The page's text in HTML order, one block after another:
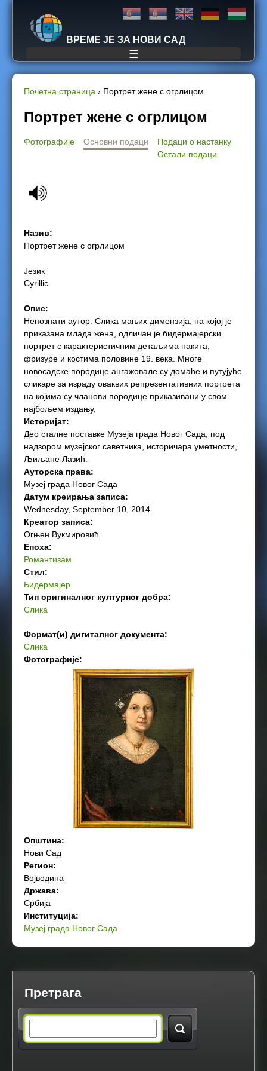
Jump to navigation
ВРЕМЕ ЈЕ ЗА НОВИ САД
☰
Y
o
e
e
r
e
Почетна страница › Портрет жене с огрлицом
Портрет жене с огрлицом
Фотографије Основни подаци
Подаци о настанку
Остали подаци
Назив:
Портрет жене с огрлицом
Језик
Cyrillic
Опис:
Непознати аутор. Слика мањих димензија, на којој је
приказана млада жена, одличан је бидермајерски
портрет с карактеристичним детаљима накита,
фризуре и костима половине 19. века. Многе
новосадске породице ангажовале су домаће и путујуће
сликаре за израду оваквих репрезентативних портрета
на којима су чланови породице приказивани у свом
најбољем издању.
Историјат:
Део сталне поставке Музеја града Новог Сада, под
надзором музејског саветника, историчара уметности,
Љиљане Лазић.
Ауторска права:
Музеј града Новог Сада
Датум креирања записа:
Wednesday, September 10, 2014
Креатор записа:
Огњен Вукмировић
Епоха:
Романтизам
Стил:
Бидермајер
Тип оригиналног културног добра:
Слика
Формат(и) дигиталног документа:
Слика
Фотографије:
Општина:
Нови Сад
Регион:
Војводина
Држава:
Србија
Институција:
Музеј града Новог Сада
Претрага